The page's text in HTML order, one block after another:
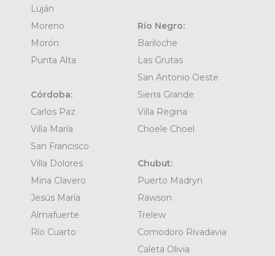
Luján
Moreno
Morón
Punta Alta
Córdoba:
Carlos Paz
Villa María
San Francisco
Villa Dolores
Mina Clavero
Jesús María
Almafuerte
Río Cuarto
Río Negro:
Bariloche
Las Grutas
San Antonio Oeste
Sierra Grande
Villa Regina
Choele Choel
Chubut:
Puerto Madryn
Rawson
Trelew
Comodoro Rivadavia
Caleta Olivia